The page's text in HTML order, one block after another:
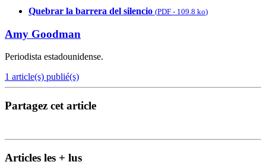
Quebrar la barrera del silencio (PDF - 109.8 ko)
Amy Goodman
Periodista estadounidense.
1 article(s) publié(s)
Partagez cet article
Articles les + lus